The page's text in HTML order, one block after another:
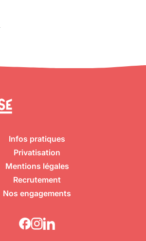
Infos pratiques
Privatisation
Mentions légales
Recrutement
Nos engagements